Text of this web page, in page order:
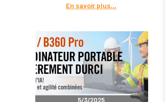
En savoir plus
5/3/2025